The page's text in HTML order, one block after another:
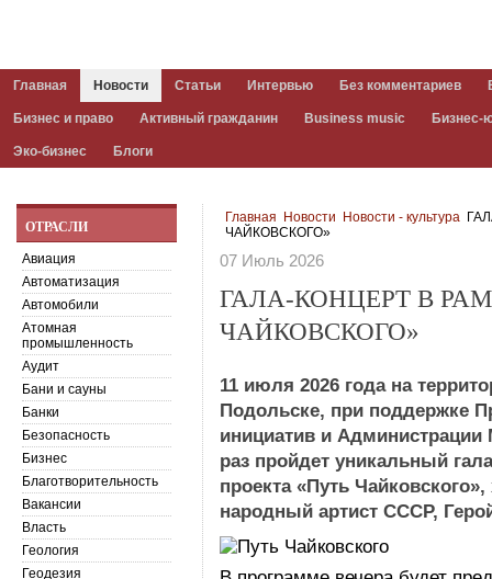
Главная Новости Статьи Интервью Без комментариев
Бизнес и право Активный гражданин Business music Бизнес-
Эко-бизнес Блоги
Главная Новости Новости - культура
ЧАЙКОВСКОГО»
07 Июль 2026
ГАЛА-КОНЦЕРТ В
ЧАЙКОВСКОГО»
11 июля 2026 года на
Подольске, при поддержке
инициатив и Администрации
раз пройдет уникальный
проекта «Путь
народный артист СССР,
ОТРАСЛИ
Авиация
Автоматизация
Автомобили
Атомная
промышленность
Аудит
Бани и сауны
Банки
Безопасность
Бизнес
Благотворительность
Вакансии
Власть
Геология
Геодезия